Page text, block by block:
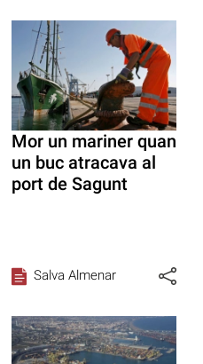
Mor un mariner quan
un buc atracava al
port de Sagunt
Salva Almenar